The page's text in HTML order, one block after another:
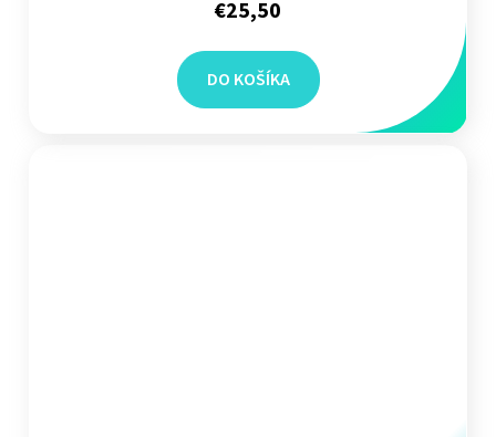
€25,50
DO KOŠÍKA